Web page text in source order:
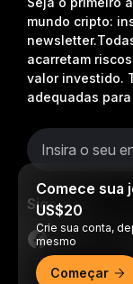
mundo cripto:
newsletter.
acarretam
valor investido.
adequadas
Siga-nos
Comece sua
US$20
Crie sua conta,
mesmo
Começar